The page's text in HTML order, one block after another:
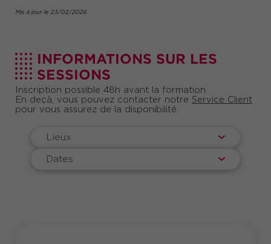
Mis à jour le 23/02/2026
INFORMATIONS SUR LES
SESSIONS
Inscription possible 48h avant la formation.
En deçà, vous pouvez contacter notre Service Client
pour vous assurez de la disponibilité.
Lieux
Dates